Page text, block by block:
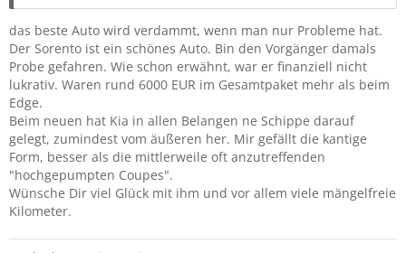
das beste Auto wird verdammt, wenn man nur Probleme hat.
Der Sorento ist ein schönes Auto. Bin den Vorgänger damals
Probe gefahren. Wie schon erwähnt, war er finanziell nicht
lukrativ. Waren rund 6000 EUR im Gesamtpaket mehr als beim
Edge.
Beim neuen hat Kia in allen Belangen ne Schippe darauf
gelegt, zumindest vom äußeren her. Mir gefällt die kantige
Form, besser als die mittlerweile oft anzutreffenden
"hochgepumpten Coupes".
Wünsche Dir viel Glück mit ihm und vor allem viele mängelfreie
Kilometer.